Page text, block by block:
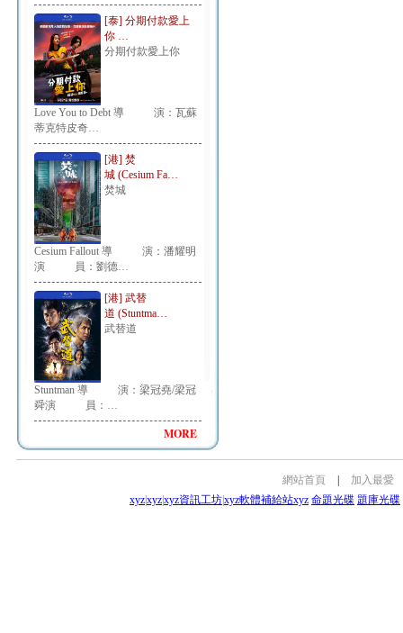
[泰] 分期付款愛上
你 …
分期付款愛上你
Love You to Debt 導 演：瓦蘇
蒂克特皮奇…
[港] 焚
城 (Cesium Fa…
焚城
Cesium Fallout 導 演：潘耀明
演 員：劉德…
[港] 武替
道 (Stuntma…
武替道
Stuntman 導 演：梁冠堯/梁冠
舜演 員：…
MORE
網站首頁
加入最愛
xyzxyzxyz資訊工坊xyz軟體補給站xyz 命題光碟 題庫光碟